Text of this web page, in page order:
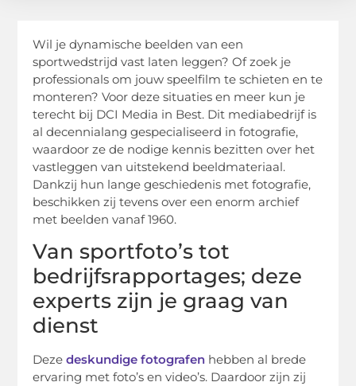
Wil je dynamische beelden van een
sportwedstrijd vast laten leggen? Of zoek je
professionals om jouw speelfilm te schieten en te
monteren? Voor deze situaties en meer kun je
terecht bij DCI Media in Best. Dit mediabedrijf is
al decennialang gespecialiseerd in fotografie,
waardoor ze de nodige kennis bezitten over het
vastleggen van uitstekend beeldmateriaal.
Dankzij hun lange geschiedenis met fotografie,
beschikken zij tevens over een enorm archief
met beelden vanaf 1960.
Van sportfoto’s tot
bedrijfsrapportages; deze
experts zijn je graag van
dienst
Dezedeskundige fotografen hebben al brede
ervaring met foto’s en video’s. Daardoor zijn zij